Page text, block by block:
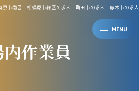
MENU
市南区・相模原市緑区の求人・町田市の求人・厚木市の求
内作業員